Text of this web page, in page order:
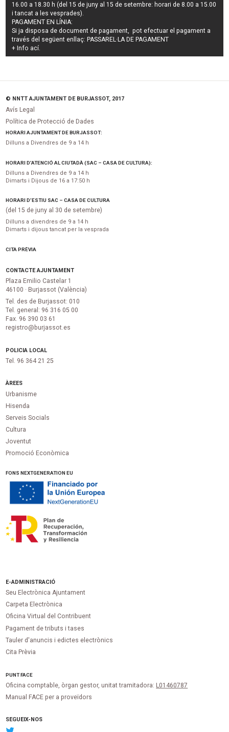
16.00 a 18.30 h (del 15 de juny al 15 de setembre: horari de 8.00 a 15.00
i tancat a les vesprades).
PAGAMENT EN LÍNIA:
Si ja disposa de document de pagament, pot efectuar el pagament a
través del següent enllaç: PASSAREL·LA DE PAGAMENT
+ Info ací.
© NNTT AJUNTAMENT DE BURJASSOT, 2017
Avís Legal
Política de Protecció de Dades
HORARI AJUNTAMENT DE BURJASSOT:
Dilluns a Divendres de 9 a 14 h
HORARI D’ATENCIÓ AL CIUTADÀ (SAC – CASA DE CULTURA):
Dilluns a Divendres de 9 a 14 h
Dimarts i Dijous de 16 a 17:50 h
HORARI D’ESTIU SAC – CASA DE CULTURA
(del 15 de juny al 30 de setembre)
Dilluns a divendres de 9 a 14 h
Dimarts i dijous tancat per la vesprada
CITA PRÈVIA
CONTACTE AJUNTAMENT
Plaza Emilio Castelar 1
46100 · Burjassot (València)
Tel. des de Burjassot: 010
Tel. general: 96 316 05 00
Fax. 96 390 03 61
registro@burjassot.es
POLICIA LOCAL
Tel. 96 364 21 25
ÀREES
Urbanisme
Hisenda
Serveis Socials
Cultura
Joventut
Promoció Econòmica
FONS NEXTGENERATION EU
E-ADMINISTRACIÓ
Seu Electrònica Ajuntament
Carpeta Electrònica
Oficina Virtual del Contribuent
Pagament de tributs i tases
Tauler d'anuncis i edictes electrònics
Cita Prèvia
PUNTFACE
Oficina comptable, òrgan gestor, unitat tramitadora: L01460787
Manual FACE per a proveïdors
SEGUEIX-NOS